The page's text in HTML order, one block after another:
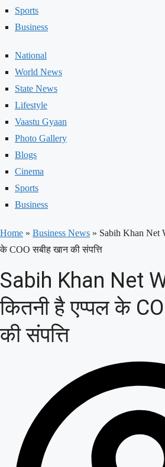
Sports
Business
National
World News
State News
Lifestyle
Vaastu Gyaan
Photo Gallery
Blogs
Cinema
Sports
Business
Home » Business News » Sabih Khan Net
के COO सबीह खान की संपत्ति
Sabih Khan Net
कितनी है एप्पल के
की संपत्ति